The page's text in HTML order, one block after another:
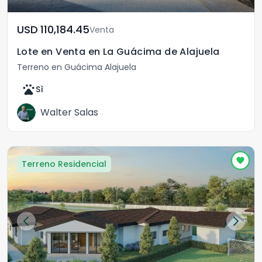
USD	110,184.45Venta
Lote en Venta en La Guácima de Alajuela
Terreno en Guácima Alajuela
petsSì
Walter Salas
Terreno Residencial